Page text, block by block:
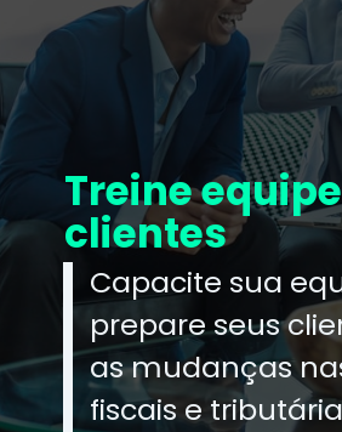
Treine
clientes
Capacite sua
prepare seus
as mudanças
fiscais e